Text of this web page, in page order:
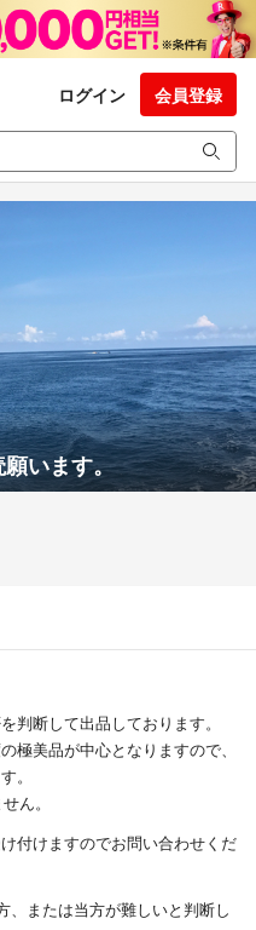
ログイン 会員登録
います。
判断して出品しております。
極美品が中心となりますので、
。
ん。
付けますのでお問い合わせくだ
、または当方が難しいと判断し